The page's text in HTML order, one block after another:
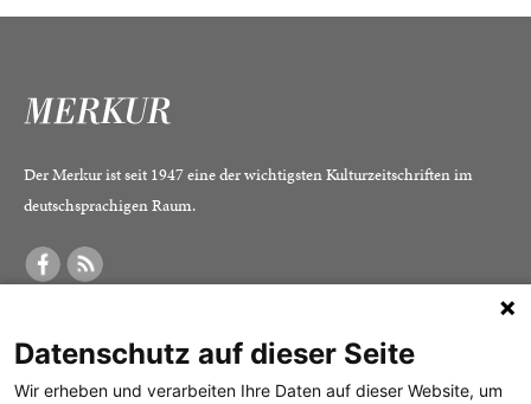
Der Merkur ist seit 1947 eine der wichtigsten Kulturzeitschriften im
deutschsprachigen Raum.
Was ist der Merkur?
Herausgeber /
Alle Abos im Überblick
Print-Abo
Impressum
Datenschutz
Datenschutz auf dieser Seite
Wir erheben und verarbeiten Ihre Daten auf dieser Website, um